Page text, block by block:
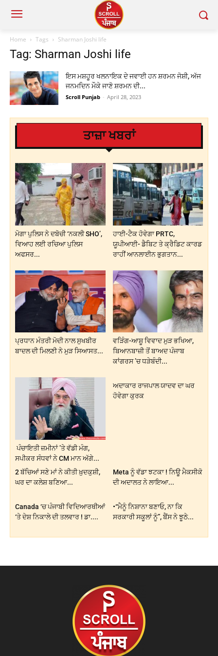
Home Tags Sharman Joshi life
Tag: Sharman Joshi life
ਇਸ ਮਸ਼ਹੂਰ ਖਲਨਾਇਕ ਦੇ ਜਵਾਈ ਹਨ ਸ਼ਰਮਨ ਜੋਸ਼ੀ, ਅੱਜ
ਜਨਮਦਿਨ ਮੌਕੇ ਜਾਣੋ ਸ਼ਰਮਨ ਦੀ...
Scroll Punjab - April 28, 2023
ਤਾਜ਼ਾ ਖਬਰਾਂ
ਮੋਗਾ ਪੁਲਿਸ ਨੇ ਦਬੋਚੀ ‘ਨਕਲੀ SHO’,
ਵਿਆਹ ਲਈ ਰਚਿਆ ਪੁਲਿਸ
ਅਫਸਰ...
ਹਾਈ-ਟੈਕ ਹੋਵੇਗਾ PRTC,
ਯੂਪੀਆਈ- ਡੈਬਿਟ ਤੇ ਕ੍ਰੈਡਿਟ ਕਾਰਡ
ਰਾਹੀਂ ਆਨਲਾਈਨ ਭੁਗਤਾਨ...
ਪ੍ਰਧਾਨ ਮੰਤਰੀ ਮੋਦੀ ਨਾਲ ਸੁਖਬੀਰ
ਬਾਦਲ ਦੀ ਮਿਲਣੀ ਨੇ ਮੁੜ ਸਿਆਸਤ...
ਵੜਿੰਗ-ਆਸ਼ੂ ਵਿਵਾਦ ਮੁੜ ਭਖਿਆ,
ਬਿਆਨਬਾਜ਼ੀ ਤੋਂ ਬਾਅਦ ਪੰਜਾਬ
ਕਾਂਗਰਸ ’ਚ ਧੜੇਬੰਦੀ...
ਪੰਚਾਇਤੀ ਜ਼ਮੀਨਾਂ ’ਤੇ ਵੱਡੀ ਮੰਗ,
ਸਪੀਕਰ ਸੰਧਵਾਂ ਨੇ CM ਮਾਨ ਅੱਗੇ...
ਅਦਾਕਾਰ ਰਾਜਪਾਲ ਯਾਦਵ ਦਾ ਘਰ
ਹੋਵੇਗਾ ਕੁਰਕ
2 ਬੱਚਿਆਂ ਸਣੇ ਮਾਂ ਨੇ ਕੀਤੀ ਖ਼ੁਦਕੁਸ਼ੀ,
ਘਰ ਦਾ ਕਲੇਸ਼ ਬਣਿਆ...
Meta ਨੂੰ ਵੱਡਾ ਝਟਕਾ ! ਨਿਊ ਮੈਕਸੀਕੋ
ਦੀ ਅਦਾਲਤ ਨੇ ਲਾਇਆ...
Canada ‘ਚ ਪੰਜਾਬੀ ਵਿਦਿਆਰਥੀਆਂ
‘ਤੇ ਦੇਸ਼ ਨਿਕਾਲੇ ਦੀ ਤਲਵਾਰ ! ਡਾ....
•“ਮੈਨੂੰ ਨਿਸ਼ਾਨਾ ਬਣਾਓ, ਨਾ ਕਿ
ਸਰਕਾਰੀ ਸਕੂਲਾਂ ਨੂੰ”, ਬੈਂਸ ਨੇ ਝੂਠੇ...